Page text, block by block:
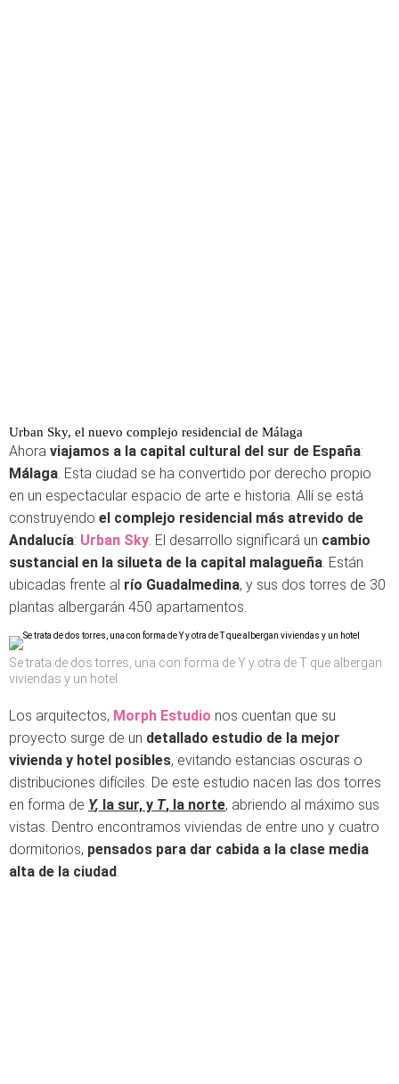
Urban Sky, el nuevo complejo residencial de Málaga
Ahora viajamos a la capital cultural del sur de España:
Málaga. Esta ciudad se ha convertido por derecho propio
en un espectacular espacio de arte e historia. Allí se está
construyendo el complejo residencial más atrevido de
Andalucía: Urban Sky. El desarrollo significará un cambio
sustancial en la silueta de la capital malagueña. Están
ubicadas frente al río Guadalmedina, y sus dos torres de 30
plantas albergarán 450 apartamentos.
Se trata de dos torres, una con forma de Y y otra de T que albergan
viviendas y un hotel
Los arquitectos, Morph Estudio nos cuentan que su
proyecto surge de un detallado estudio de la mejor
vivienda y hotel posibles, evitando estancias oscuras o
distribuciones difíciles. De este estudio nacen las dos torres
en forma de Y, la sur, y T, la norte, abriendo al máximo sus
vistas. Dentro encontramos viviendas de entre uno y cuatro
dormitorios, pensados para dar cabida a la clase media
alta de la ciudad.